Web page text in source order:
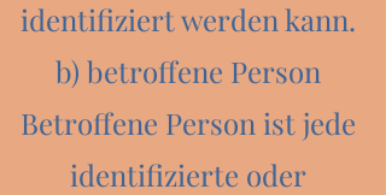
identifiziert werden kann.
b) betroffene Person
Betroffene Person ist jede
identifizierte oder